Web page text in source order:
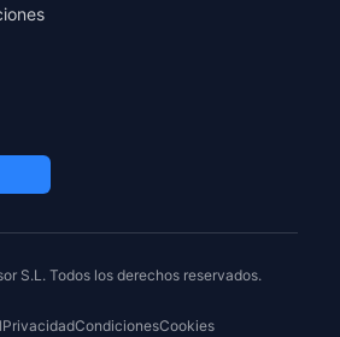
S.L. Todos los derechos reservados.
PrivacidadCondicionesCookies